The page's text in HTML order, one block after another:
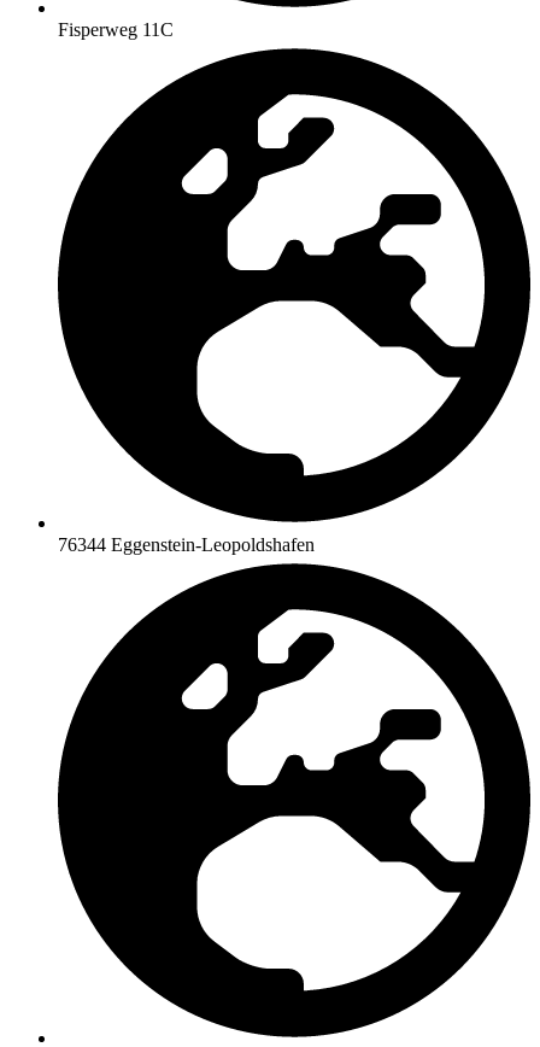
Fisperweg 11C
76344 Eggenstein-Leopoldshafen